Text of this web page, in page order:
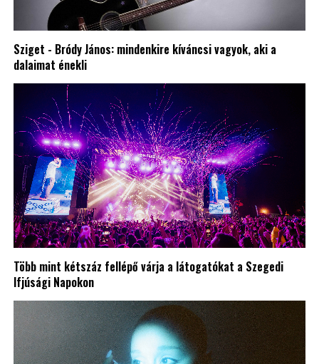
Sziget - Bródy János: mindenkire kíváncsi vagyok, aki a
dalaimat énekli
Több mint kétszáz fellépő várja a látogatókat a Szegedi
Ifjúsági Napokon